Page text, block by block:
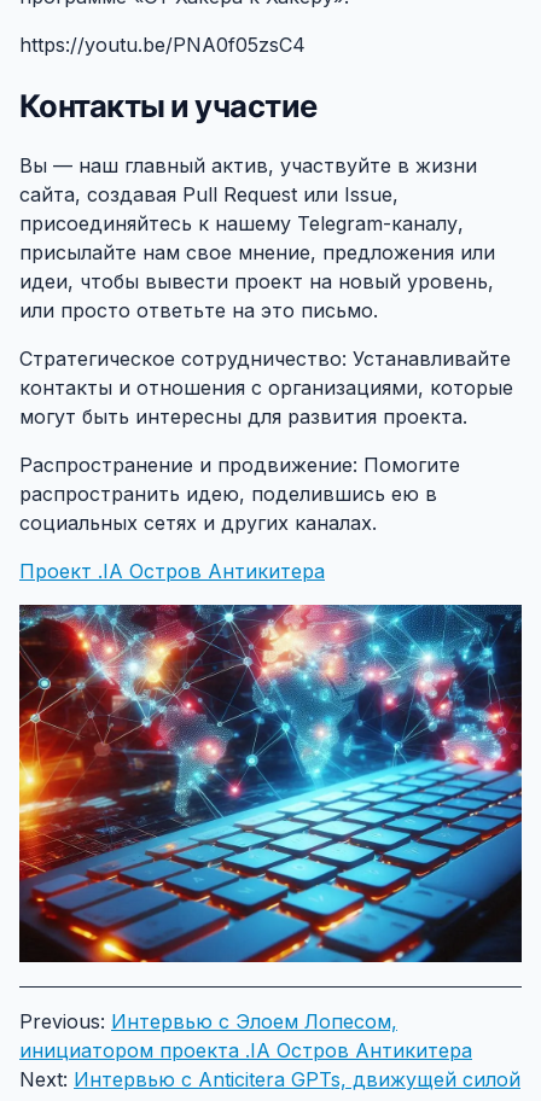
https://youtu.be/PNA0f05zsC4
Контакты и участие
Вы — наш главный актив, участвуйте в жизни
сайта, создавая Pull Request или Issue,
присоединяйтесь к нашему Telegram-каналу,
присылайте нам свое мнение, предложения или
идеи, чтобы вывести проект на новый уровень,
или просто ответьте на это письмо.
Стратегическое сотрудничество: Устанавливайте
контакты и отношения с организациями, которые
могут быть интересны для развития проекта.
Распространение и продвижение: Помогите
распространить идею, поделившись ею в
социальных сетях и других каналах.
Проект .IA Остров Антикитера
Previous: Интервью с Элоем Лопесом,
инициатором проекта .IA Остров Антикитера
Next: Интервью с Anticitera GPTs, движущей силой